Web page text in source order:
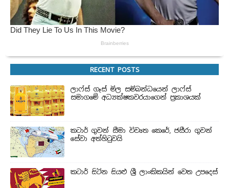
RECENT POSTS
ලාෆ්ස් ගෑස් මිල සම්බන්ධයෙන් ලාෆ්ස්
සමාගමේ අධ්‍යක්ෂකවරයාගෙන් ප්‍රකාශයක්
කටාර් ගුවන් සීමා විවෘත කෙරේ, ජසීරා ගුවන්
සේවා අත්හි‍ටුවයි
කටාර් සිටින සියළු ශ්‍රී ලාංකිකයින් වෙත උපදෙස්